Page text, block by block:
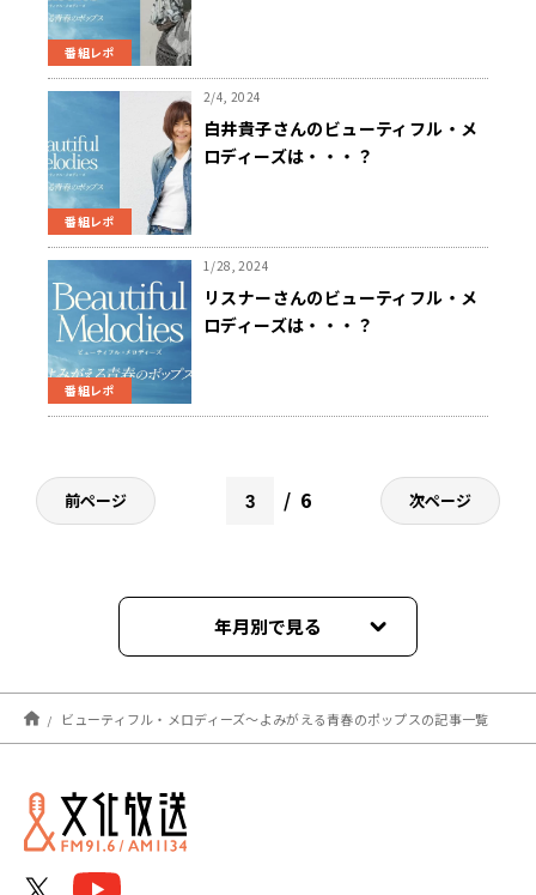
番組レポ
番組レポ
2/4, 2024
白井貴子さんのビューティフル・メ
ロディーズは・・・？
番組レポ
1/28, 2024
リスナーさんのビューティフル・メ
ロディーズは・・・？
前ページ 6 次ページ
年月別で見る
2025年03月
2025年02月
2025年01月
ビューティフル・メロディーズ～よみがえる青春のポップスの記事一覧